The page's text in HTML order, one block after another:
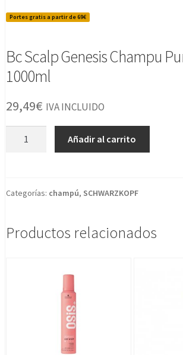
Portes gratis a partir de 69€
Bc Scalp Genesis Champu
1000ml
29,49€ IVA INCLUIDO
Purificante
Añadir al carrito
Categorías: champú, SCHWARZKOPF
Productos relacionados